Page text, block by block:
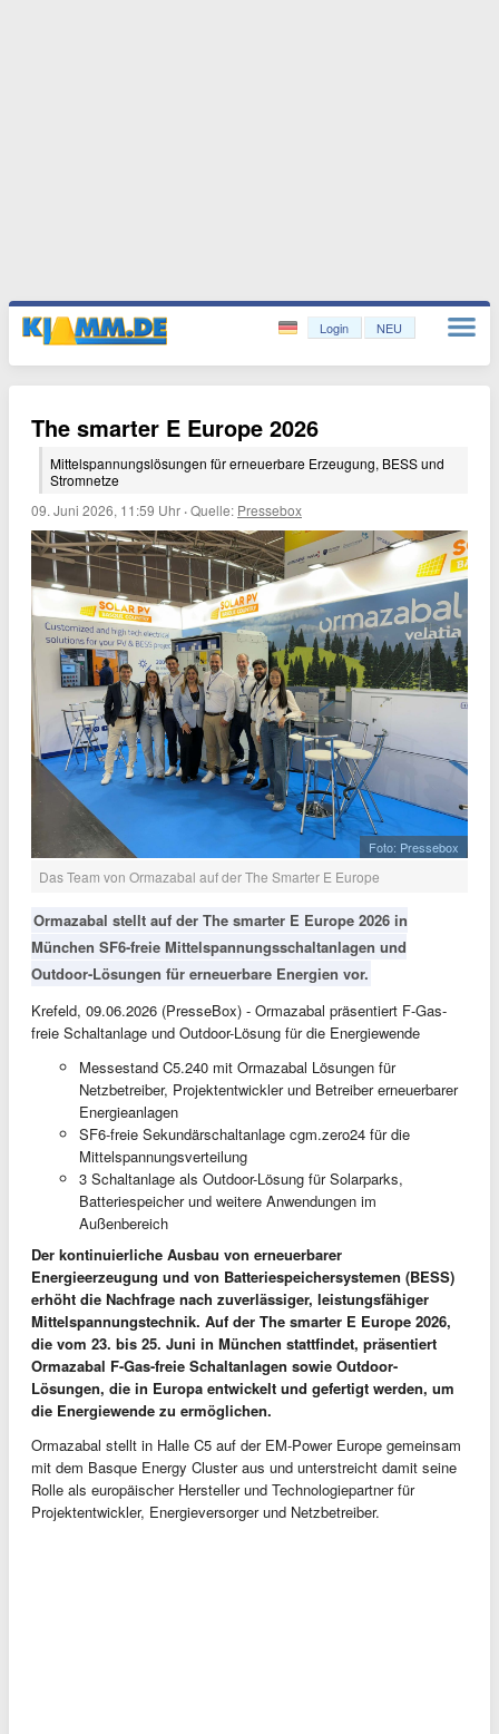
Login NEU
The smarter E Europe 2026
Mittelspannungslösungen für erneuerbare Erzeugung, BESS und
Stromnetze
09. Juni 2026, 11:59 Uhr ·Quelle: Pressebox
Foto: Pressebox
Das Team von Ormazabal auf der The Smarter E Europe
Ormazabal stellt auf der The smarter E Europe 2026 in
München SF6-freie Mittelspannungsschaltanlagen und
Outdoor-Lösungen für erneuerbare Energien vor.
Krefeld, 09.06.2026 (PresseBox) - Ormazabal präsentiert F-Gas-
freie Schaltanlage und Outdoor-Lösung für die Energiewende
Messestand C5.240 mit Ormazabal Lösungen für
Netzbetreiber, Projektentwickler und Betreiber erneuerbarer
Energieanlagen
SF6-freie Sekundärschaltanlage cgm.zero24 für die
Mittelspannungsverteilung
3 Schaltanlage als Outdoor-Lösung für Solarparks,
Batteriespeicher und weitere Anwendungen im
Außenbereich
Der kontinuierliche Ausbau von erneuerbarer
Energieerzeugung und von Batteriespeichersystemen (BESS)
erhöht die Nachfrage nach zuverlässiger, leistungsfähiger
Mittelspannungstechnik. Auf der The smarter E Europe 2026,
die vom 23. bis 25. Juni in München stattfindet, präsentiert
Ormazabal F-Gas-freie Schaltanlagen sowie Outdoor-
Lösungen, die in Europa entwickelt und gefertigt werden, um
die Energiewende zu ermöglichen.
Ormazabal stellt in Halle C5 auf der EM-Power Europe gemeinsam
mit dem Basque Energy Cluster aus und unterstreicht damit seine
Rolle als europäischer Hersteller und Technologiepartner für
Projektentwickler, Energieversorger und Netzbetreiber.